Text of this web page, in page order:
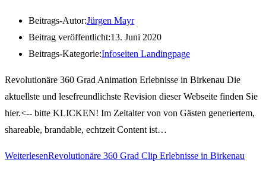
Beitrags-Autor:Jürgen Mayr
Beitrag veröffentlicht:13. Juni 2020
Beitrags-Kategorie:Infoseiten Landingpage
Revolutionäre 360 Grad Animation Erlebnisse in Birkenau Die
aktuellste und lesefreundlichste Revision dieser Webseite finden Sie
hier.<-- bitte KLICKEN! Im Zeitalter von von Gästen generiertem,
shareable, brandable, echtzeit Content ist…
WeiterlesenRevolutionäre 360 Grad Clip Erlebnisse in Birkenau